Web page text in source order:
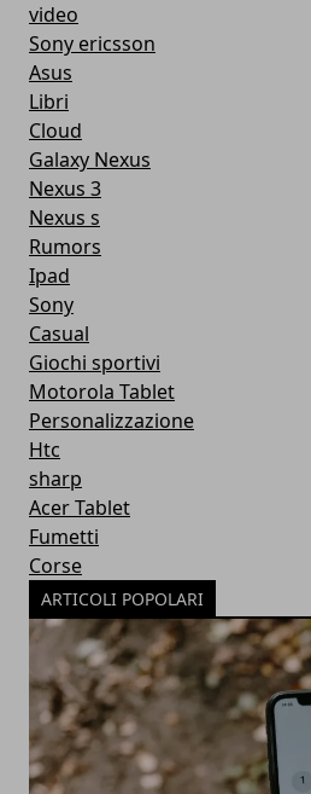
video
Sony ericsson
Asus
Libri
Cloud
Galaxy Nexus
Nexus 3
Nexus s
Rumors
Ipad
Sony
Casual
Giochi sportivi
Motorola Tablet
Personalizzazione
Htc
sharp
Acer Tablet
Fumetti
Corse
ARTICOLI POPOLARI